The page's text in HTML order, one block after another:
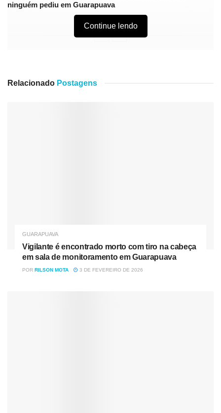
ninguém pediu em Guarapuava
Continue lendo
Relacionado Postagens
GUARAPUAVA
Vigilante é encontrado morto com tiro na cabeça
em sala de monitoramento em Guarapuava
POR RILSON MOTA 3 DE FEVEREIRO DE 2026